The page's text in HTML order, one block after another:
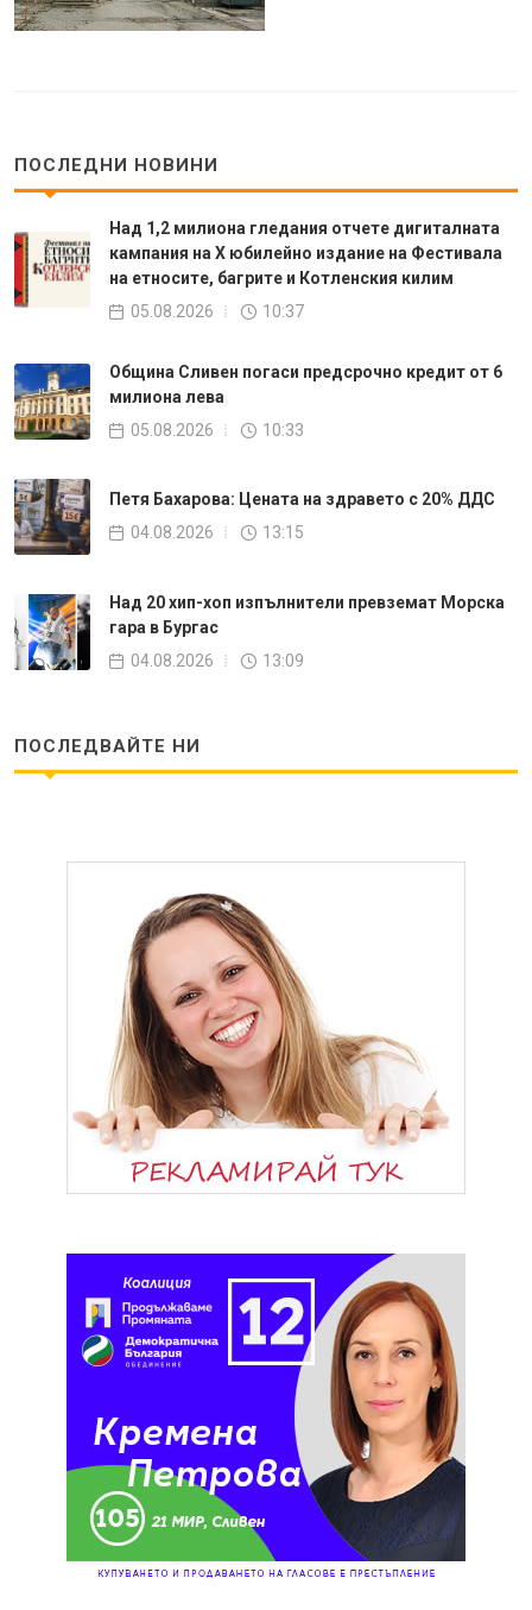
ПОСЛЕДНИ НОВИНИ
Над 1,2 милиона гледания отчете дигиталната
кампания на Х юбилейно издание на Фестивала
на етносите, багрите и Котленския килим
05.08.2026
10:37
Община Сливен погаси предсрочно кредит от 6
милиона лева
05.08.2026
10:33
Петя Бахарова: Цената на здравето с 20% ДДС
04.08.2026
13:15
Над 20 хип-хоп изпълнители превземат Морска
гара в Бургас
04.08.2026
13:09
ПОСЛЕДВАЙТЕ НИ